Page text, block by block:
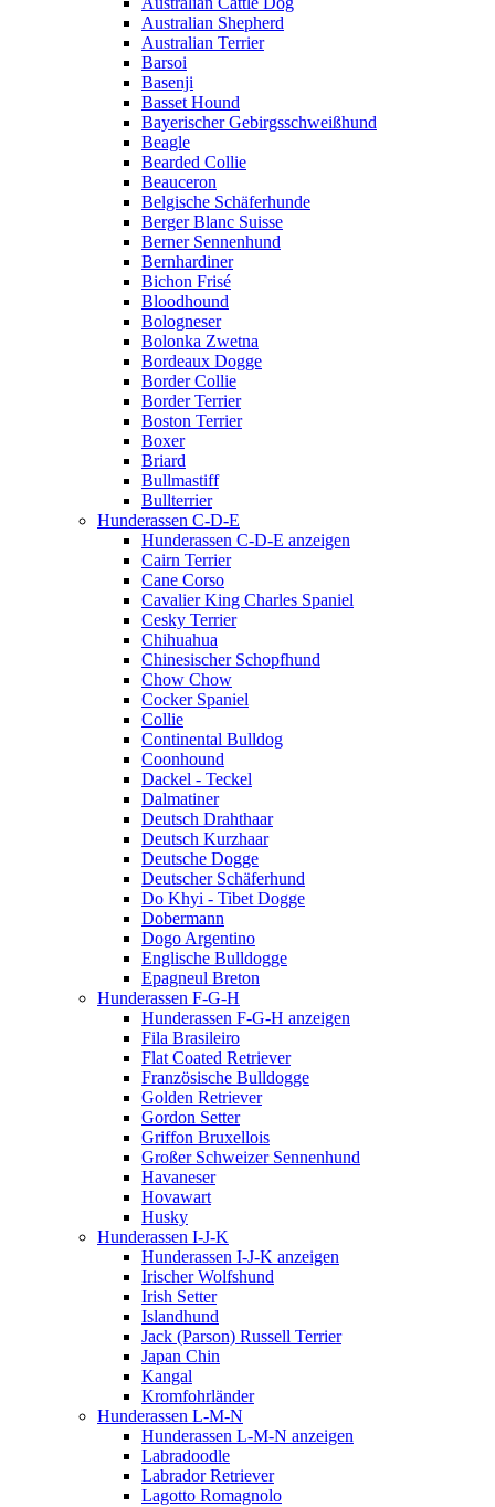
Australian Shepherd
Australian Terrier
Barsoi
Basenji
Basset Hound
Bayerischer Gebirgsschweißhund
Beagle
Bearded Collie
Beauceron
Belgische Schäferhunde
Berger Blanc Suisse
Berner Sennenhund
Bernhardiner
Bichon Frisé
Bloodhound
Bologneser
Bolonka Zwetna
Bordeaux Dogge
Border Collie
Border Terrier
Boston Terrier
Boxer
Briard
Bullmastiff
Bullterrier
Hunderassen C-D-E
Hunderassen C-D-E anzeigen
Cairn Terrier
Cane Corso
Cavalier King Charles Spaniel
Cesky Terrier
Chihuahua
Chinesischer Schopfhund
Chow Chow
Cocker Spaniel
Collie
Continental Bulldog
Coonhound
Dackel - Teckel
Dalmatiner
Deutsch Drahthaar
Deutsch Kurzhaar
Deutsche Dogge
Deutscher Schäferhund
Do Khyi - Tibet Dogge
Dobermann
Dogo Argentino
Englische Bulldogge
Epagneul Breton
Hunderassen F-G-H
Hunderassen F-G-H anzeigen
Fila Brasileiro
Flat Coated Retriever
Französische Bulldogge
Golden Retriever
Gordon Setter
Griffon Bruxellois
Großer Schweizer Sennenhund
Havaneser
Hovawart
Husky
Hunderassen I-J-K
Hunderassen I-J-K anzeigen
Irischer Wolfshund
Irish Setter
Islandhund
Jack (Parson) Russell Terrier
Japan Chin
Kangal
Kromfohrländer
Hunderassen L-M-N
Hunderassen L-M-N anzeigen
Labradoodle
Labrador Retriever
Lagotto Romagnolo